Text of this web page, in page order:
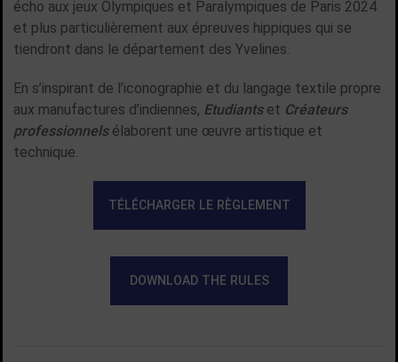
écho aux jeux Olympiques et Paralympiques de Paris 2024
et plus particulièrement aux épreuves hippiques qui se
tiendront dans le département des Yvelines.
En s’inspirant de l’iconographie et du langage textile propre
aux manufactures d’indiennes, Etudiants et Créateurs
professionnelsélaborent une œuvre artistique et
technique.
TÉLÉCHARGER LE RÈGLEMENT
DOWNLOAD THE RULES